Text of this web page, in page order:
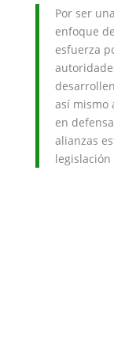
Por ser
enfoque
esfuerza
así mismo
en
alianzas
legislación